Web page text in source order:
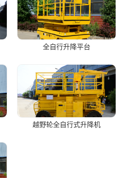
全自行升降平台
越野轮全自行式升降机